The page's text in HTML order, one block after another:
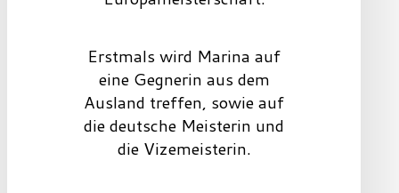
Erstmals wird Marina auf
eine Gegnerin aus dem
Ausland treffen, sowie auf
die deutsche Meisterin und
die Vizemeisterin.